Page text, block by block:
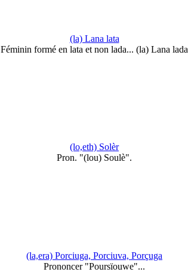
(la) Lana lata
Féminin formé en lata et non lada... (la) Lana lada
(lo,eth) Solèr
Pron. "(lou) Soulè".
(la,era) Porciuga, Porciuva, Porçuga
Prononcer "Poursïouwe"...